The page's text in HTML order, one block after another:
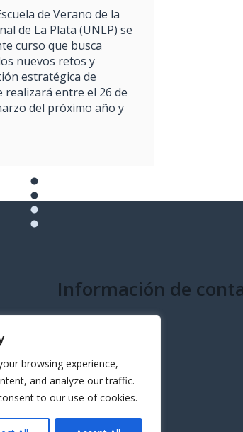
browsing experience,
and analyze our traffic.
to our use of cookies.
de Verano de la
de La Plata (UNLP) se
curso que busca
nuevos retos y
estratégica de
realizará entre el 26 de
del próximo año y
Información de